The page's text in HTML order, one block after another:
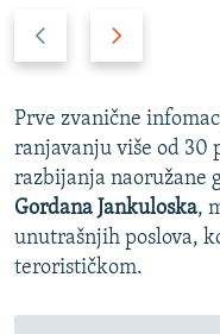
t
h
o
d
n
i
l
e
d
n
i
s
l
j
Prve zvanične
ranjavanju više od 30
razbijanja naoružane
Gordana Jankuloska,
unutrašnjih poslova,
terorističkom.